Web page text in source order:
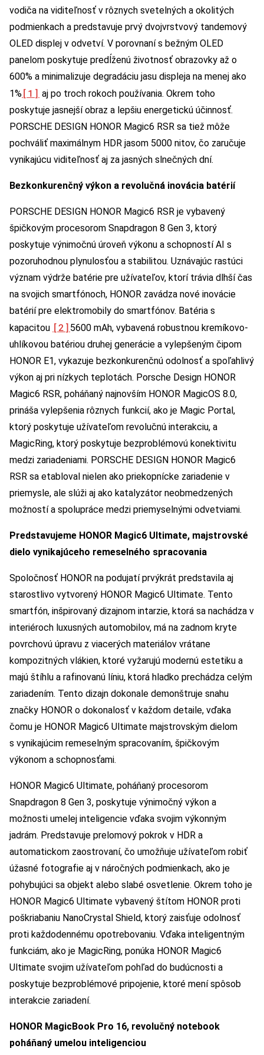
vodiča na viditeľnosť v rôznych svetelných a okolitých
podmienkach a predstavuje prvý dvojvrstvový tandemový
OLED displej v odvetví. V porovnaní s bežným OLED
panelom poskytuje predĺženú životnosť obrazovky až o
600% a minimalizuje degradáciu jasu displeja na menej ako
1% [1] aj po troch rokoch používania. Okrem toho
poskytuje jasnejší obraz a lepšiu energetickú účinnosť.
PORSCHE DESIGN HONOR Magic6 RSR sa tiež môže
pochváliť maximálnym HDR jasom 5000 nitov, čo zaručuje
vynikajúcu viditeľnosť aj za jasných slnečných dní.
Bezkonkurenčný výkon a revolučná inovácia batérií
PORSCHE DESIGN HONOR Magic6 RSR je vybavený
špičkovým procesorom Snapdragon 8 Gen 3, ktorý
poskytuje výnimočnú úroveň výkonu a schopností AI s
pozoruhodnou plynulosťou a stabilitou. Uznávajúc rastúci
význam výdrže batérie pre užívateľov, ktorí trávia dlhší čas
na svojich smartfónoch, HONOR zavádza nové inovácie
batérií pre elektromobily do smartfónov. Batéria s
kapacitou [2] 5600 mAh, vybavená robustnou kremíkovo-
uhlíkovou batériou druhej generácie a vylepšeným čipom
HONOR E1, vykazuje bezkonkurenčnú odolnosť a spoľahlivý
výkon aj pri nízkych teplotách. Porsche Design HONOR
Magic6 RSR, poháňaný najnovším HONOR MagicOS 8.0,
prináša vylepšenia rôznych funkcií, ako je Magic Portal,
ktorý poskytuje užívateľom revolučnú interakciu, a
MagicRing, ktorý poskytuje bezproblémovú konektivitu
medzi zariadeniami. PORSCHE DESIGN HONOR Magic6
RSR sa etabloval nielen ako priekopnícke zariadenie v
priemysle, ale slúži aj ako katalyzátor neobmedzených
možností a spolupráce medzi priemyselnými odvetviami.
Predstavujeme HONOR Magic6 Ultimate, majstrovské
dielo vynikajúceho remeselného spracovania
Spoločnosť HONOR na podujatí prvýkrát predstavila aj
starostlivo vytvorený HONOR Magic6 Ultimate. Tento
smartfón, inšpirovaný dizajnom intarzie, ktorá sa nachádza v
interiéroch luxusných automobilov, má na zadnom kryte
povrchovú úpravu z viacerých materiálov vrátane
kompozitných vlákien, ktoré vyžarujú modernú estetiku a
majú štíhlu a rafinovanú líniu, ktorá hladko prechádza celým
zariadením. Tento dizajn dokonale demonštruje snahu
značky HONOR o dokonalosť v každom detaile, vďaka
čomu je HONOR Magic6 Ultimate majstrovským dielom
s vynikajúcim remeselným spracovaním, špičkovým
výkonom a schopnosťami.
HONOR Magic6 Ultimate, poháňaný procesorom
Snapdragon 8 Gen 3, poskytuje výnimočný výkon a
možnosti umelej inteligencie vďaka svojim výkonným
jadrám. Predstavuje prelomový pokrok v HDR a
automatickom zaostrovaní, čo umožňuje užívateľom robiť
úžasné fotografie aj v náročných podmienkach, ako je
pohybujúci sa objekt alebo slabé osvetlenie. Okrem toho je
HONOR Magic6 Ultimate vybavený štítom HONOR proti
poškriabaniu NanoCrystal Shield, ktorý zaisťuje odolnosť
proti každodennému opotrebovaniu. Vďaka inteligentným
funkciám, ako je MagicRing, ponúka HONOR Magic6
Ultimate svojim užívateľom pohľad do budúcnosti a
poskytuje bezproblémové pripojenie, ktoré mení spôsob
interakcie zariadení.
HONOR MagicBook Pro 16, revolučný notebook
poháňaný umelou inteligenciou